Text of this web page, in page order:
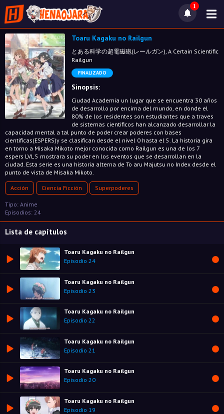
1
Toaru Kagaku no Railgun
とある科学の超電磁砲(レールガン), A Certain Scientific
Railgun
FINALIZADO
Sinopsis:
Ciudad Academia un lugar que se encuentra 30 años
de desarrollo por encima del mundo, en donde el
80% de los residentes son estudiantes que a traves
de sistemas cientificos han alcanzado desarrollar la
capacidad mental a tal punto de poder crear poderes con bases
cientificas(ESPERS)y se clasifican desde el nivel 0 hasta el 5. La historia gira
en torno a Misaka Mikoto mejor conocida como Railgun es una de los 7
espers LVL 5 mostrara su poder en los eventos que se desarrollan en la
ciudad. Esta serie es una historia alterna de To aru Majutsu no Index desde el
punto de vista de Misaka Mikoto.
Acción Ciencia Ficción Superpoderes
Tipo: Anime
Episodios: 24
Lista de capítulos
Toaru Kagaku no Railgun
Episodio 24
Toaru Kagaku no Railgun
Episodio 23
Toaru Kagaku no Railgun
Episodio 22
Toaru Kagaku no Railgun
Episodio 21
Toaru Kagaku no Railgun
Episodio 20
Toaru Kagaku no Railgun
Episodio 19